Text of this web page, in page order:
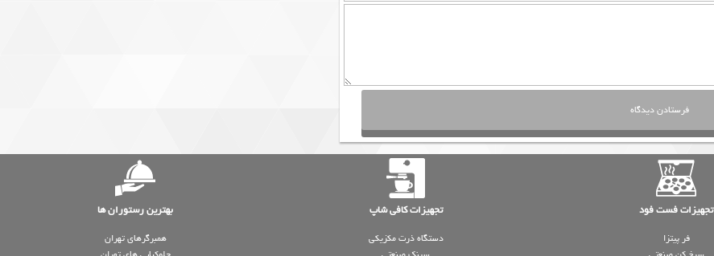
تجهیزات فست فود تجهیزات کافی شاپ بهترین رستوران ها
فر پیتزا
دستگاه ذرت مکزیکی
همبرگرهای تهران